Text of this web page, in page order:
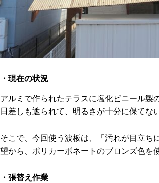
・現在の状況
アルミで作られたテラスに塩化ビニール製
日差しも遮られて、明るさが十分に保てな
そこで、今回使う波板は、「汚れが目立ち
望から、ポリカーボネートのブロンズ色を
・張替え作業